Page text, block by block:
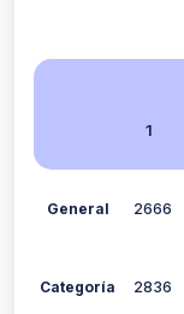
1
General 2666
Categoría 2836